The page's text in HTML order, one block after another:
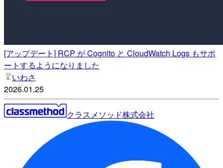
[アップデート] RCP が Cognito と CloudWatch Logs もサポ
ートするようになりました
いわさ
2026.01.25
クラスメソッド株式会社